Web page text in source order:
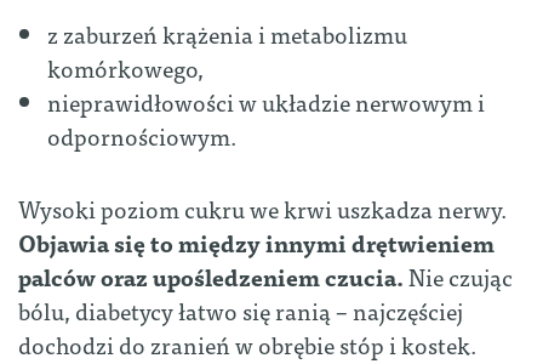
z zaburzeń krążenia i metabolizmu
komórkowego,
nieprawidłowości w układzie nerwowym i
odpornościowym.
Wysoki poziom cukru we krwi uszkadza nerwy.
Objawia się to między innymi drętwieniem
palców oraz upośledzeniem czucia.Nie czując
bólu, diabetycy łatwo się ranią – najczęściej
dochodzi do zranień w obrębie stóp i kostek.